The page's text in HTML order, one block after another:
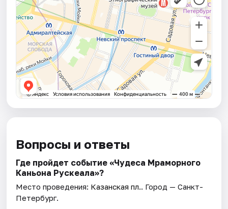
Вопросы и ответы
Где пройдет событие «Чудеса Мраморного
Каньона Рускеала»?
Место проведения: Казанская пл.. Город — Санкт-
Петербург.